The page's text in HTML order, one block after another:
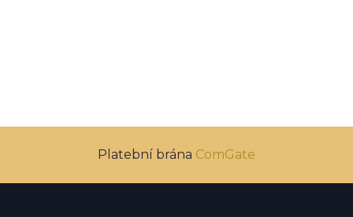
Platební brána ComGate